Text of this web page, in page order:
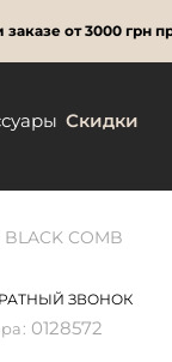
от 3000 грн
Скидки
COMB
ЗВОНОК
0128572